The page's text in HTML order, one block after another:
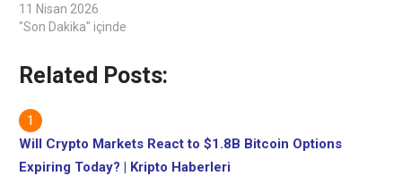
11 Nisan 2026
"Son Dakika" içinde
Related Posts:
Will Crypto Markets React to $1.8B Bitcoin Options
Expiring Today? | Kripto Haberleri